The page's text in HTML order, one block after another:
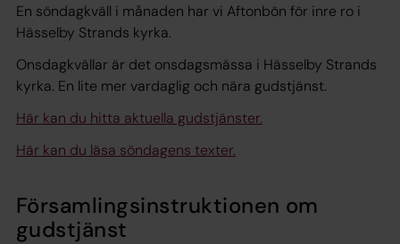
En söndagkväll i månaden har vi Aftonbön för inre ro i
Hässelby Strands kyrka.
Onsdagkvällar är det onsdagsmässa i Hässelby Strands
kyrka. En lite mer vardaglig och nära gudstjänst.
Här kan du hitta aktuella gudstjänster.
Här kan du läsa söndagens texter.
Församlingsinstruktionen om
gudstjänst